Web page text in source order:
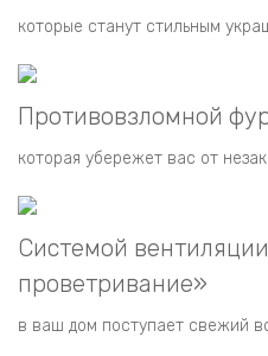
которые станут стильным
Противовзломной
которая убережет вас от
Системой
проветривание»
в ваш дом поступает свежий